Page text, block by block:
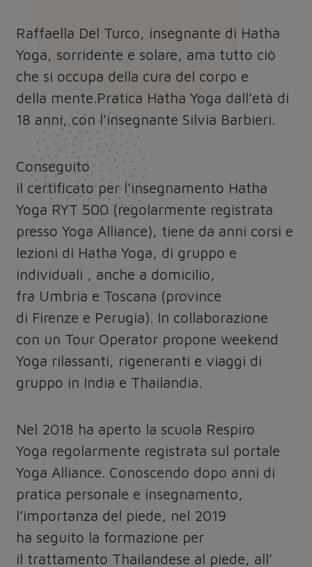
Raffaella Del Turco, insegnante di Hatha
Yoga, sorridente e solare, ama tutto ciò
che si occupa della cura del corpo e
della mente.Pratica Hatha Yoga dall’età di
18 anni, con l’insegnante Silvia Barbieri.
Conseguito
il certificato per l’insegnamento Hatha
Yoga RYT 500 (regolarmente registrata
presso Yoga Alliance), tiene da anni corsi e
lezioni di Hatha Yoga, di gruppo e
individuali , anche a domicilio,
fra Umbria e Toscana (province
di Firenze e Perugia). In collaborazione
con un Tour Operator propone weekend
Yoga rilassanti, rigeneranti e viaggi di
gruppo in India e Thailandia.
Nel 2018 ha aperto la scuola Respiro
Yoga regolarmente registrata sul portale
Yoga Alliance. Conoscendo dopo anni di
pratica personale e insegnamento,
l’importanza del piede, nel 2019
ha seguito la formazione per
il trattamento Thailandese al piede, all’